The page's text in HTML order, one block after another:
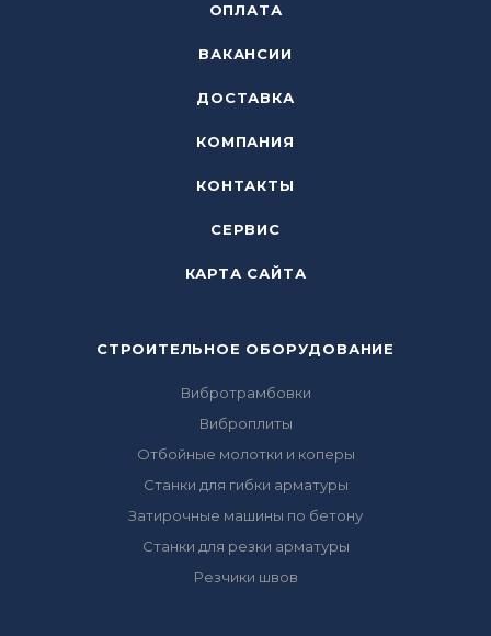
ОПЛАТА
ВАКАНСИИ
ДОСТАВКА
КОМПАНИЯ
КОНТАКТЫ
СЕРВИС
КАРТА САЙТА
СТРОИТЕЛЬНОЕ ОБОРУДОВАНИЕ
Вибротрамбовки
Виброплиты
Отбойные молотки и коперы
Станки для гибки арматуры
Затирочные машины по бетону
Станки для резки арматуры
Резчики швов